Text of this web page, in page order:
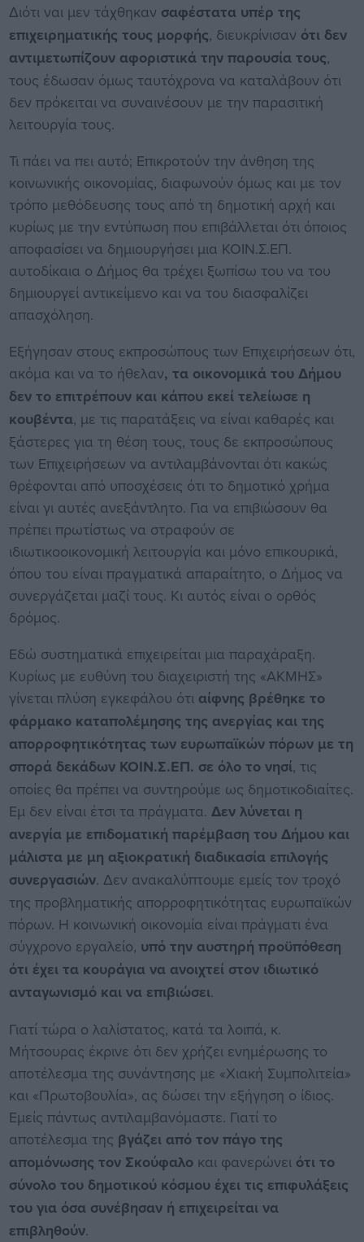
Διότι ναι μεν τάχθηκαν σαφέστατα υπέρ της
επιχειρηματικής τους μορφής, διευκρίνισαν ότι δεν
αντιμετωπίζουν αφοριστικά την παρουσία τους,
τους έδωσαν όμως ταυτόχρονα να καταλάβουν ότι
δεν πρόκειται να συναινέσουν με την παρασιτική
λειτουργία τους.
Τι πάει να πει αυτό; Επικροτούν την άνθηση της
κοινωνικής οικονομίας, διαφωνούν όμως και με τον
τρόπο μεθόδευσης τους από τη δημοτική αρχή και
κυρίως με την εντύπωση που επιβάλλεται ότι όποιος
αποφασίσει να δημιουργήσει μια ΚΟΙΝ.Σ.ΕΠ.
αυτοδίκαια ο Δήμος θα τρέχει ξωπίσω του να του
δημιουργεί αντικείμενο και να του διασφαλίζει
απασχόληση.
Εξήγησαν στους εκπροσώπους των Επιχειρήσεων ότι,
ακόμα και να το ήθελαν, τα οικονομικά του Δήμου
δεν το επιτρέπουν και κάπου εκεί τελείωσε η
κουβέντα, με τις παρατάξεις να είναι καθαρές και
ξάστερες για τη θέση τους, τους δε εκπροσώπους
των Επιχειρήσεων να αντιλαμβάνονται ότι κακώς
θρέφονται από υποσχέσεις ότι το δημοτικό χρήμα
είναι γι αυτές ανεξάντλητο. Για να επιβιώσουν θα
πρέπει πρωτίστως να στραφούν σε
ιδιωτικοοικονομική λειτουργία και μόνο επικουρικά,
όπου του είναι πραγματικά απαραίτητο, ο Δήμος να
συνεργάζεται μαζί τους. Κι αυτός είναι ο ορθός
δρόμος.
Εδώ συστηματικά επιχειρείται μια παραχάραξη.
Κυρίως με ευθύνη του διαχειριστή της «ΑΚΜΗΣ»
γίνεται πλύση εγκεφάλου ότι αίφνης βρέθηκε το
φάρμακο καταπολέμησης της ανεργίας και της
απορροφητικότητας των ευρωπαϊκών πόρων με τη
σπορά δεκάδων ΚΟΙΝ.Σ.ΕΠ. σε όλο το νησί, τις
οποίες θα πρέπει να συντηρούμε ως δημοτικοδιαίτες.
Εμ δεν είναι έτσι τα πράγματα. Δεν λύνεται η
ανεργία με επιδοματική παρέμβαση του Δήμου και
μάλιστα με μη αξιοκρατική διαδικασία επιλογής
συνεργασιών. Δεν ανακαλύπτουμε εμείς τον τροχό
της προβληματικής απορροφητικότητας ευρωπαϊκών
πόρων. Η κοινωνική οικονομία είναι πράγματι ένα
σύγχρονο εργαλείο, υπό την αυστηρή προϋπόθεση
ότι έχει τα κουράγια να ανοιχτεί στον ιδιωτικό
ανταγωνισμό και να επιβιώσει.
Γιατί τώρα ο λαλίστατος, κατά τα λοιπά, κ.
Μήτσουρας έκρινε ότι δεν χρήζει ενημέρωσης το
αποτέλεσμα της συνάντησης με «Χιακή Συμπολιτεία»
και «Πρωτοβουλία», ας δώσει την εξήγηση ο ίδιος.
Εμείς πάντως αντιλαμβανόμαστε. Γιατί το
αποτέλεσμα της βγάζει από τον πάγο της
απομόνωσης τον Σκούφαλοκαι φανερώνει ότι το
σύνολο του δημοτικού κόσμου έχει τις επιφυλάξεις
του για όσα συνέβησαν ή επιχειρείται να
επιβληθούν.